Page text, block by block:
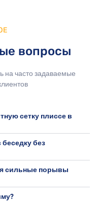
вопросы
на часто задаваемые
сетку плиссе в
без
сильные порывы